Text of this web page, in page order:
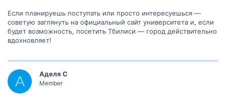
Если планируешь поступать или просто интересуешься —
советую заглянуть на официальный сайт университета и, если
будет возможность, посетить Тбилиси — город действительно
вдохновляет!
А Аделя С
Member